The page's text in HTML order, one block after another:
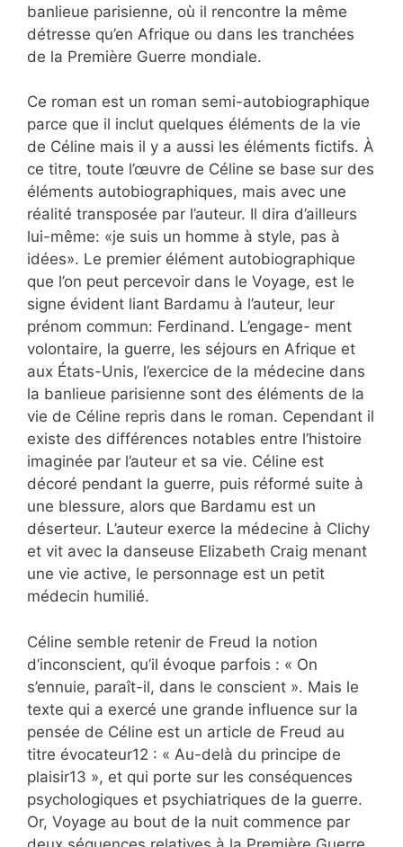
banlieue parisienne, où il rencontre la même
détresse qu’en Afrique ou dans les tranchées
de la Première Guerre mondiale.
Ce roman est un roman semi-autobiographique
parce que il inclut quelques éléments de la vie
de Céline mais il y a aussi les éléments fictifs. À
ce titre, toute l’œuvre de Céline se base sur des
éléments autobiographiques, mais avec une
réalité transposée par l’auteur. Il dira d’ailleurs
lui-même: «je suis un homme à style, pas à
idées». Le premier élément autobiographique
que l’on peut percevoir dans le Voyage, est le
signe évident liant Bardamu à l’auteur, leur
prénom commun: Ferdinand. L’engage- ment
volontaire, la guerre, les séjours en Afrique et
aux États-Unis, l’exercice de la médecine dans
la banlieue parisienne sont des éléments de la
vie de Céline repris dans le roman. Cependant il
existe des différences notables entre l’histoire
imaginée par l’auteur et sa vie. Céline est
décoré pendant la guerre, puis réformé suite à
une blessure, alors que Bardamu est un
déserteur. L’auteur exerce la médecine à Clichy
et vit avec la danseuse Elizabeth Craig menant
une vie active, le personnage est un petit
médecin humilié.
Céline semble retenir de Freud la notion
d’inconscient, qu’il évoque parfois : « On
s’ennuie, paraît-il, dans le conscient ». Mais le
texte qui a exercé une grande influence sur la
pensée de Céline est un article de Freud au
titre évocateur12 : « Au-delà du principe de
plaisir13 », et qui porte sur les conséquences
psychologiques et psychiatriques de la guerre.
Or, Voyage au bout de la nuit commence par